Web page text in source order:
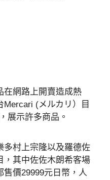
在網路上開賣造成熱
(メルカリ）目
展示許多商品。
多村上宗隆以及羅德佐
，其中佐佐木朗希客場
價29999元日幣，人